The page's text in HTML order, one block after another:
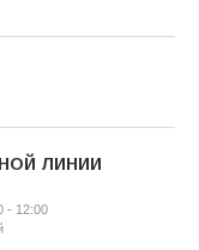
ЛИНИИ
- 12:00